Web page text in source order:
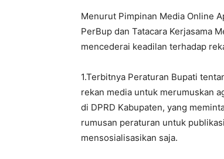
Menurut Pimpinan Media Online
PerBup dan Tatacara Kerjasama
mencederai keadilan terhadap
1.Terbitnya Peraturan Bupati
rekan media untuk merumuskan
di DPRD Kabupaten, yang
rumusan peraturan untuk
mensosialisasikan saja.